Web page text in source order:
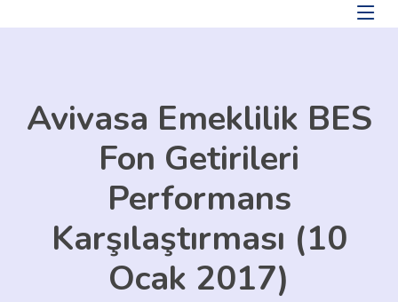
Avivasa Emeklilik BES
Fon Getirileri
Performans
Karşılaştırması (10
Ocak 2017)